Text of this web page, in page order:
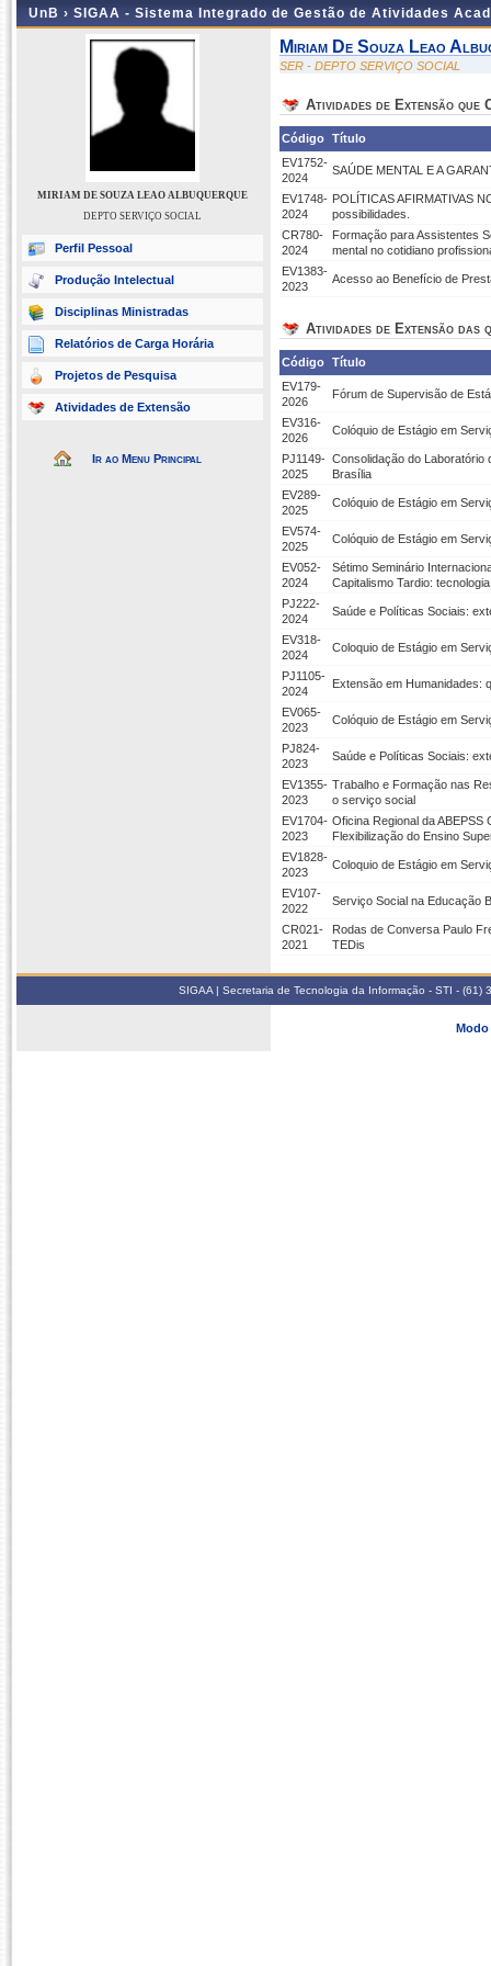
UnB › SIGAA - Sistema Integrado de Gestão de Atividades
MIRIAM DE SOUZA LEAO ALBUQUERQUE
DEPTO SERVIÇO SOCIAL
Perfil Pessoal
Produção Intelectual
Disciplinas Ministradas
Relatórios de Carga Horária
Projetos de Pesquisa
Atividades de Extensão
Ir ao Menu Principal
Miriam De Souza Leao
SER - DEPTO SERVIÇO SOCIAL
Atividades de Extensão que
Código Título
EV1752-
2024
SAÚDE MENTAL E A
EV1748-
2024
POLÍTICAS AFIRMATIVAS
possibilidades.
CR780-
2024
Formação para Assistentes
mental no cotidiano
EV1383-
2023
Acesso ao Benefício de
Atividades de Extensão das
Código Título
EV179-
2026
Fórum de Supervisão de
EV316-
2026
Colóquio de Estágio em
PJ1149-
2025
Consolidação do Laboratório
Brasília
EV289-
2025
Colóquio de Estágio em
EV574-
2025
Colóquio de Estágio em
EV052-
2024
Sétimo Seminário
Capitalismo Tardio:
PJ222-
2024
Saúde e Políticas Sociais:
EV318-
2024
Coloquio de Estágio em
PJ1105-
2024
Extensão em Humanidades:
EV065-
2023
Colóquio de Estágio em
PJ824-
2023
Saúde e Políticas Sociais:
EV1355-
2023
Trabalho e Formação nas
o serviço social
EV1704-
2023
Oficina Regional da
Flexibilização do Ensino
EV1828-
2023
Coloquio de Estágio em
EV107-
2022
Serviço Social na Educação
CR021-
2021
Rodas de Conversa Paulo
TEDis
SIGAA | Secretaria de Tecnologia da Informação - STI -
Modo